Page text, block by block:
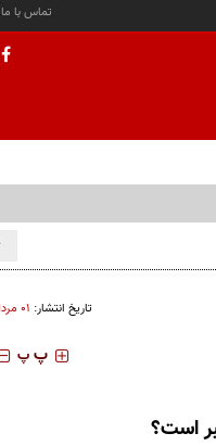
تماس با ما
تاریخ انتشار: ۰۱ مرداد ۱۴۰۱ - ۲۱:۲۳
‍‍‍ پ پ
است؟